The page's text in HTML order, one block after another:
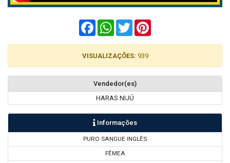
FacebookWhatsApp
Twitter
VISUALIZAÇÕES: 939
Vendedor(es)
HARAS NIJÚ
Informações
PURO SANGUE INGLÊS
FÊMEA